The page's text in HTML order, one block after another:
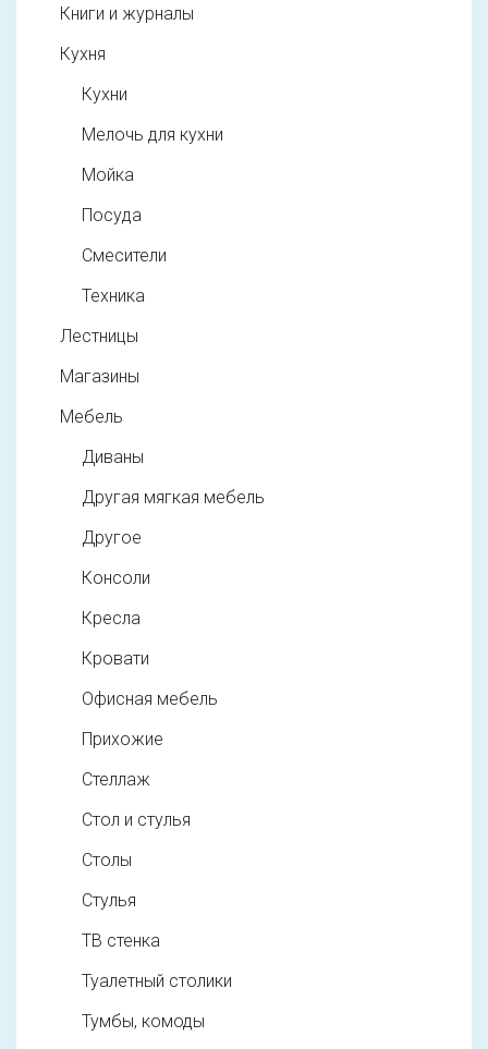
Книги и журналы
Кухня
Кухни
Мелочь для кухни
Мойка
Посуда
Смесители
Техника
Лестницы
Магазины
Мебель
Диваны
Другая мягкая мебель
Другое
Консоли
Кресла
Кровати
Офисная мебель
Прихожие
Стеллаж
Стол и стулья
Столы
Стулья
ТВ стенка
Туалетный столики
Тумбы, комоды